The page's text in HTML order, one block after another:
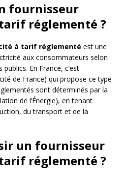
fournisseur
réglementé ?
à tarif réglementé est une
aux consommateurs selon
En France, c’est
de France) qui propose ce type
sont déterminés par la
de l’Énergie), en tenant
du transport et de la
un fournisseur
réglementé ?